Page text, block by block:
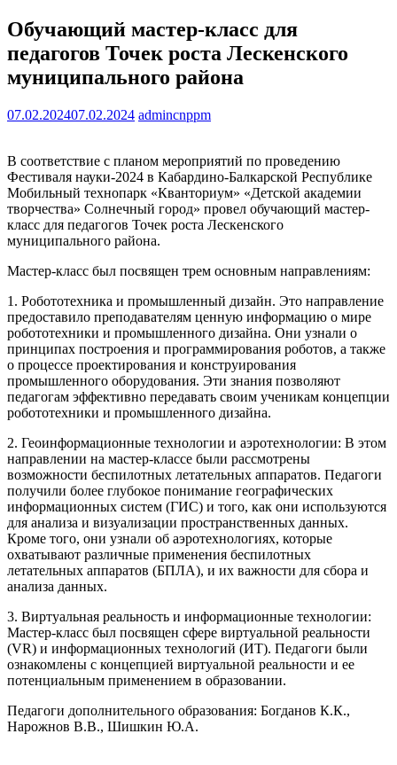
Обучающий мастер-класс для
педагогов Точек роста Лескенского
муниципального района
07.02.202407.02.2024 admincnppm
В соответствие с планом мероприятий по проведению
Фестиваля науки-2024 в Кабардино-Балкарской Республике
Мобильный технопарк «Кванториум» «Детской академии
творчества» Солнечный город» провел обучающий мастер-
класс для педагогов Точек роста Лескенского
муниципального района.
Мастер-класс был посвящен трем основным направлениям:
1. Робототехника и промышленный дизайн. Это направление
предоставило преподавателям ценную информацию о мире
робототехники и промышленного дизайна. Они узнали о
принципах построения и программирования роботов, а также
о процессе проектирования и конструирования
промышленного оборудования. Эти знания позволяют
педагогам эффективно передавать своим ученикам концепции
робототехники и промышленного дизайна.
2. Геоинформационные технологии и аэротехнологии: В этом
направлении на мастер-классе были рассмотрены
возможности беспилотных летательных аппаратов. Педагоги
получили более глубокое понимание географических
информационных систем (ГИС) и того, как они используются
для анализа и визуализации пространственных данных.
Кроме того, они узнали об аэротехнологиях, которые
охватывают различные применения беспилотных
летательных аппаратов (БПЛА), и их важности для сбора и
анализа данных.
3. Виртуальная реальность и информационные технологии:
Мастер-класс был посвящен сфере виртуальной реальности
(VR) и информационных технологий (ИТ). Педагоги были
ознакомлены с концепцией виртуальной реальности и ее
потенциальным применением в образовании.
Педагоги дополнительного образования: Богданов К.К.,
Нарожнов В.В., Шишкин Ю.А.